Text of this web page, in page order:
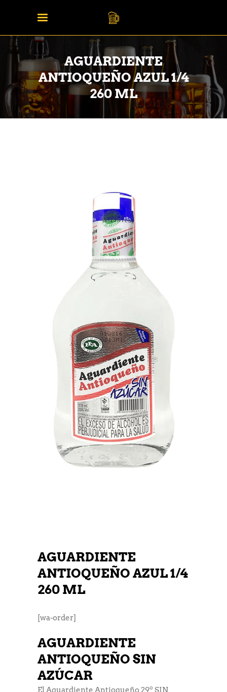
AGUARDIENTE
ANTIOQUEÑO AZUL 1/4
260 ML
AGUARDIENTE
ANTIOQUEÑO AZUL 1/4
260 ML
[wa-order]
AGUARDIENTE
ANTIOQUEÑO SIN
AZÚCAR
El Aguardiente Antioqueño 29º SIN